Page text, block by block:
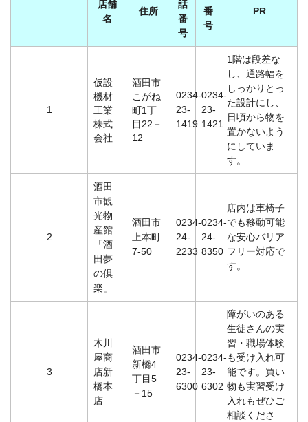
店舗
名
住所
話
番
号
番
号
PR
1
仮設
機材
工業
株式
会社
酒田市
こがね
町1丁
目22－
12
0234-
23-
1419
0234-
23-
1421
1階は段差な
し、通路幅を
しっかりとっ
た設計にし、
日頃から物を
置かないよう
にしていま
す。
2
酒田
市観
光物
産館
「酒
田夢
の倶
楽」
酒田市
上本町
7-50
0234-
24-
2233
0234-
24-
8350
店内は車椅子
でも移動可能
な安心バリア
フリー対応で
す。
3
木川
屋商
店新
橋本
店
酒田市
新橋4
丁目5
－15
0234-
23-
6300
0234-
23-
6302
障がいのある
生徒さんの実
習・職場体験
も受け入れ可
能です。買い
物も実習受け
入れもぜひご
相談くださ